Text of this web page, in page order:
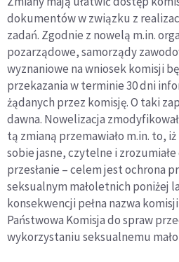
dokumentów w związku z
zadań. Zgodnie z nowelą m.in.
pozarządowe, samorządy
wyznaniowe na wniosek komisji
przekazania w terminie 30 dni
żądanych przez komisję. O taki
dawna. Nowelizacja
tą zmianą przemawiało m.in. to,
sobie jasne, czytelne i
przesłanie – celem jest ochrona
seksualnym małoletnich poniżej
konsekwencji pełna nazwa
Państwowa Komisja do spraw
wykorzystaniu seksualnemu